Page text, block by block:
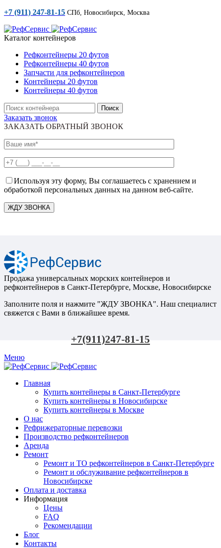
+7 (911) 247-81-15 СПб, Новосибирск, Москва
Каталог контейнеров
Рефконтейнеры 20 футов
Рефконтейнеры 40 футов
Запчасти для рефконтейнеров
Контейнеры 20 футов
Контейнеры 40 футов
Поиск
Заказать звонок
ЗАКАЗАТЬ ОБРАТНЫЙ ЗВОНОК
Используя эту форму, Вы соглашаетесь с хранением и
обработкой персональных данных на данном веб-сайте.
Продажа универсальных морских контейнеров и
рефконтейнеров в Санкт-Петербурге, Москве, Новосибирске
Заполните поля и нажмите "ЖДУ ЗВОНКА". Наш специалист
свяжется с Вами в ближайшее время.
+7(911)247-81-15
Меню
Главная
Купить контейнеры в Санкт-Петербурге
Купить контейнеры в Новосибирске
Купить контейнеры в Москве
О нас
Рефрижераторные перевозки
Производство рефконтейнеров
Аренда
Ремонт
Ремонт и ТО рефконтейнеров в Санкт-Петербурге
Ремонт и обслуживание рефконтейнеров в
Новосибирске
Оплата и доставка
Информация
Цены
FAQ
Рекомендации
Блог
Контакты